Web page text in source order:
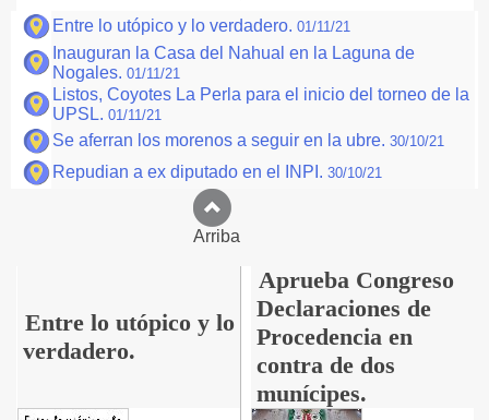
Entre lo utópico y lo verdadero. 01/11/21
Inauguran la Casa del Nahual en la Laguna de
Nogales. 01/11/21
Listos, Coyotes La Perla para el inicio del torneo de la
UPSL. 01/11/21
Se aferran los morenos a seguir en la ubre. 30/10/21
Repudian a ex diputado en el INPI. 30/10/21
Arriba
Entre lo utópico y lo
verdadero.
Aprueba Congreso
Declaraciones de
Procedencia en
contra de dos
munícipes.